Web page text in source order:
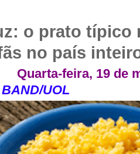
o prato típico
no país
Quarta-feira, 19 de
/UOL